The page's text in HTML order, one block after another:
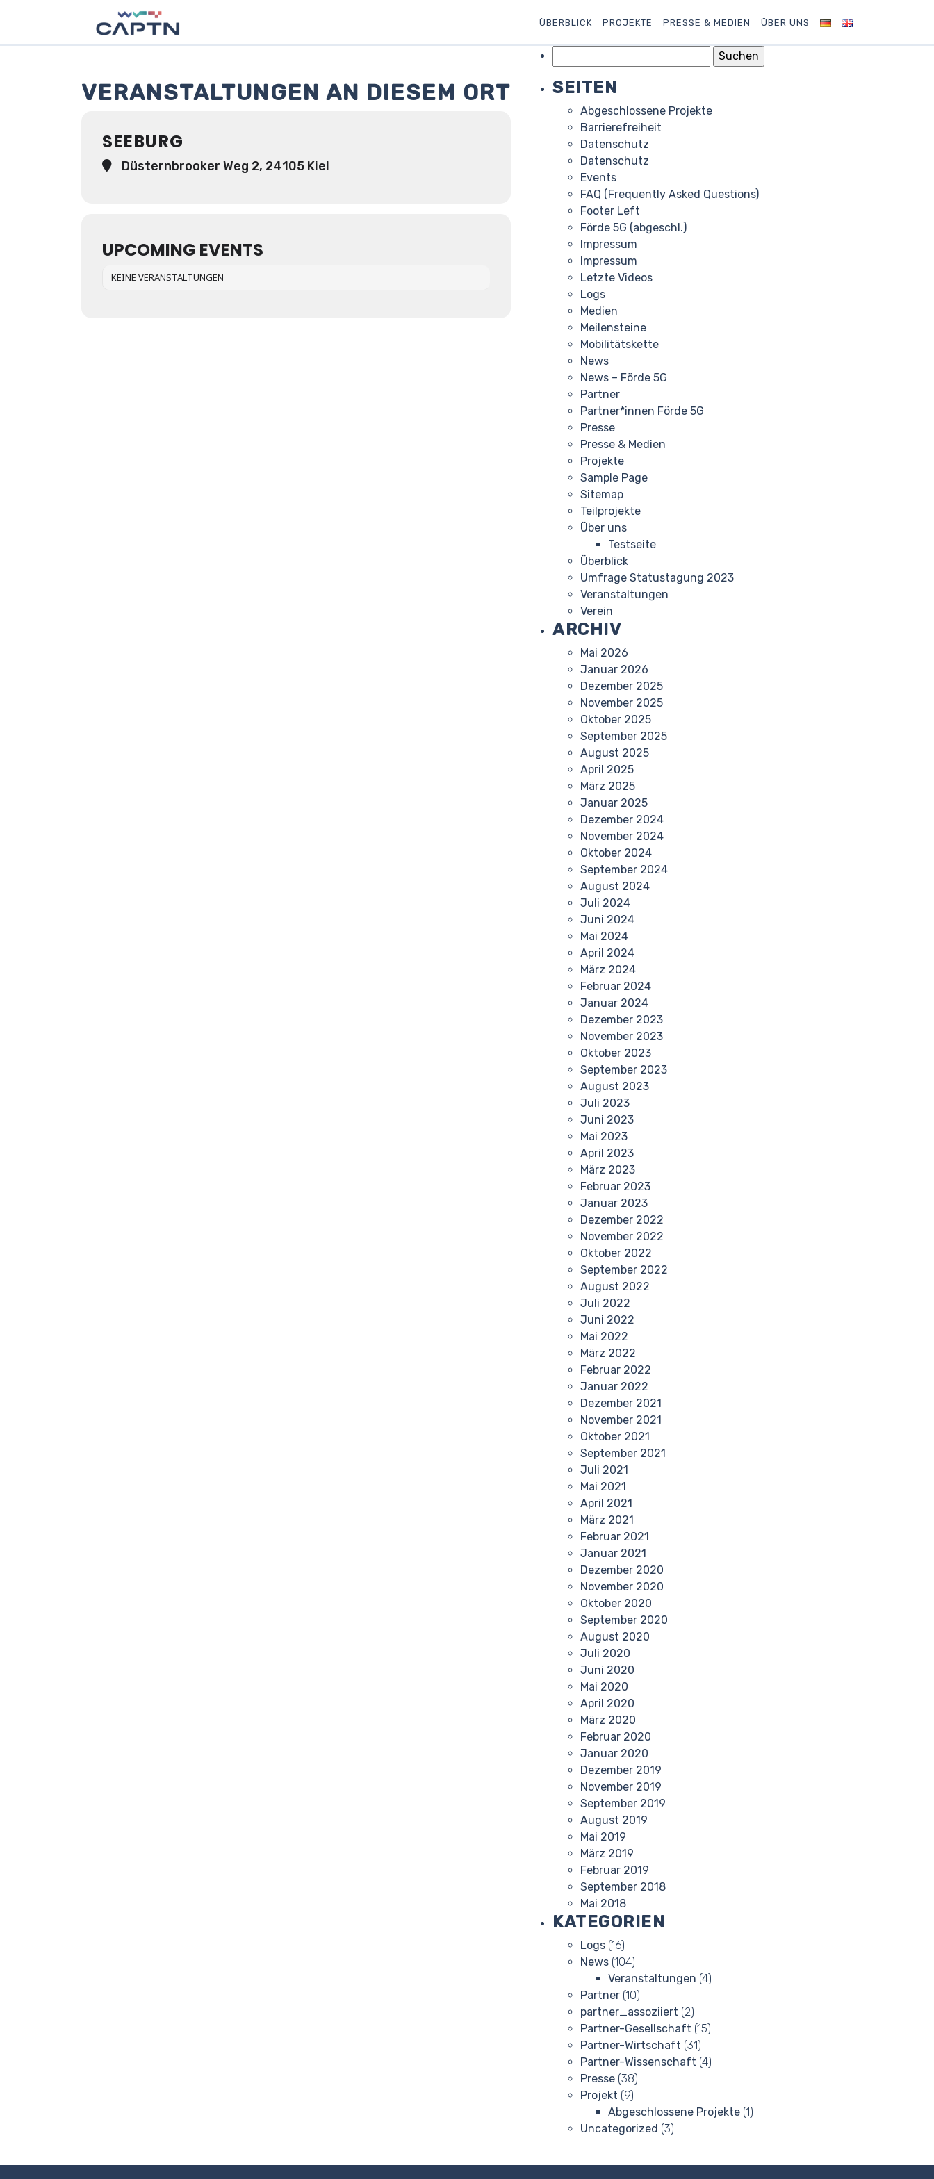
ÜBERBLICK PROJEKTE PRESSE & MEDIEN ÜBER UNS
VERANSTALTUNGEN AN DIESEM ORT
SEEBURG
Düsternbrooker Weg 2, 24105 Kiel
UPCOMING EVENTS
KEINE VERANSTALTUNGEN
nach:
SEITEN
Abgeschlossene Projekte
Barrierefreiheit
Datenschutz
Datenschutz
Events
FAQ (Frequently Asked Questions)
Footer Left
Förde 5G (abgeschl.)
Impressum
Impressum
Letzte Videos
Logs
Medien
Meilensteine
Mobilitätskette
News
News – Förde 5G
Partner
Partner*innen Förde 5G
Presse
Presse & Medien
Projekte
Sample Page
Sitemap
Teilprojekte
Über uns
Testseite
Überblick
Umfrage Statustagung 2023
Veranstaltungen
Verein
ARCHIV
Mai 2026
Januar 2026
Dezember 2025
November 2025
Oktober 2025
September 2025
August 2025
April 2025
März 2025
Januar 2025
Dezember 2024
November 2024
Oktober 2024
September 2024
August 2024
Juli 2024
Juni 2024
Mai 2024
April 2024
März 2024
Februar 2024
Januar 2024
Dezember 2023
November 2023
Oktober 2023
September 2023
August 2023
Juli 2023
Juni 2023
Mai 2023
April 2023
März 2023
Februar 2023
Januar 2023
Dezember 2022
November 2022
Oktober 2022
September 2022
August 2022
Juli 2022
Juni 2022
Mai 2022
März 2022
Februar 2022
Januar 2022
Dezember 2021
November 2021
Oktober 2021
September 2021
Juli 2021
Mai 2021
April 2021
März 2021
Februar 2021
Januar 2021
Dezember 2020
November 2020
Oktober 2020
September 2020
August 2020
Juli 2020
Juni 2020
Mai 2020
April 2020
März 2020
Februar 2020
Januar 2020
Dezember 2019
November 2019
September 2019
August 2019
Mai 2019
März 2019
Februar 2019
September 2018
Mai 2018
KATEGORIEN
Logs (16)
News (104)
Veranstaltungen (4)
Partner (10)
partner_assoziiert (2)
Partner-Gesellschaft (15)
Partner-Wirtschaft (31)
Partner-Wissenschaft (4)
Presse (38)
Projekt (9)
Abgeschlossene Projekte (1)
Uncategorized (3)